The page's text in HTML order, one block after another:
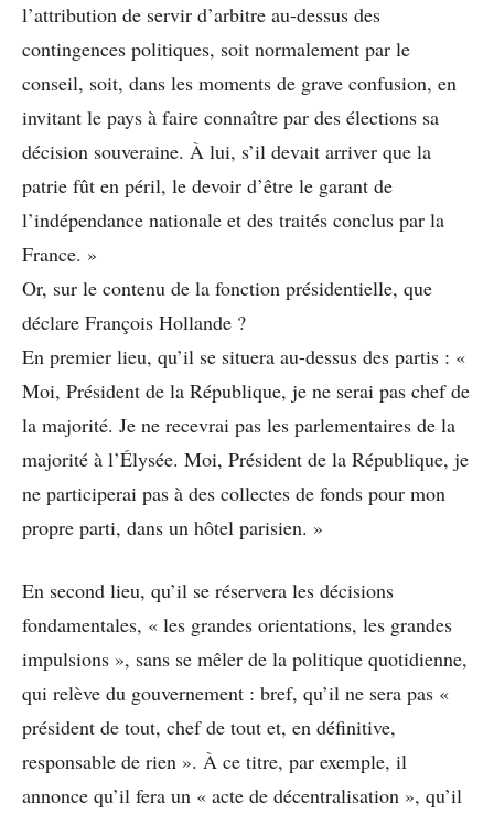
l’attribution de servir d’arbitre au-dessus des
contingences politiques, soit normalement par le
conseil, soit, dans les moments de grave confusion, en
invitant le pays à faire connaître par des élections sa
décision souveraine. À lui, s’il devait arriver que la
patrie fût en péril, le devoir d’être le garant de
l’indépendance nationale et des traités conclus par la
France. »
Or, sur le contenu de la fonction présidentielle, que
déclare François Hollande ?
En premier lieu, qu’il se situera au-dessus des partis : «
Moi, Président de la République, je ne serai pas chef de
la majorité. Je ne recevrai pas les parlementaires de la
majorité à l’Élysée. Moi, Président de la République, je
ne participerai pas à des collectes de fonds pour mon
propre parti, dans un hôtel parisien. »
En second lieu, qu’il se réservera les décisions
fondamentales, « les grandes orientations, les grandes
impulsions », sans se mêler de la politique quotidienne,
qui relève du gouvernement : bref, qu’il ne sera pas «
président de tout, chef de tout et, en définitive,
responsable de rien ». À ce titre, par exemple, il
annonce qu’il fera un « acte de décentralisation », qu’il